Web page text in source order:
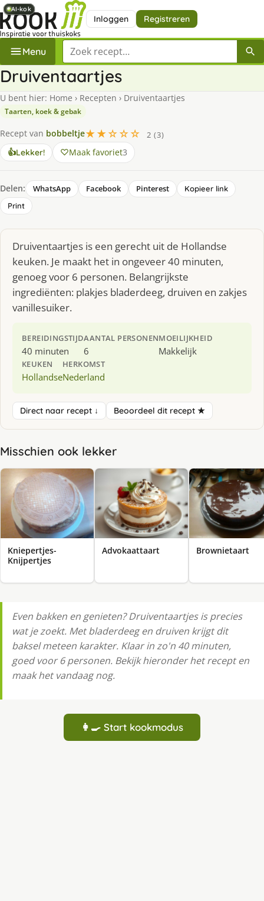
Inloggen Registreren
Menu Zoek een recept
Druiventaartjes
U bent hier: Home › Recepten › Druiventaartjes
Taarten, koek & gebak
Recept van bobbeltje★★☆☆☆
2 (3)
👍Lekker! Maak favoriet3
Delen: WhatsApp Facebook Pinterest
Kopieer link
Print
Druiventaartjes is een gerecht uit de Hollandse
keuken. Je maakt het in ongeveer 40 minuten,
genoeg voor 6 personen. Belangrijkste
ingrediënten: plakjes bladerdeeg, druiven en zakjes
vanillesuiker.
BEREIDINGSTIJD
40 minuten
AANTAL PERSONEN
6
MOEILIJKHEID
Makkelijk
KEUKEN
Hollandse
HERKOMST
Nederland
Direct naar recept ↓ Beoordeel dit recept ★
Misschien ook lekker
Kniepertjes-
Knijpertjes
AI-kok
Advokaattaart Brownietaart
AI-kok
AI-kok
AI-kok
Even bakken en genieten? Druiventaartjes is precies
wat je zoekt. Met bladerdeeg en druiven krijgt dit
baksel meteen karakter. Klaar in zo'n 40 minuten,
goed voor 6 personen. Bekijk hieronder het recept en
maak het vandaag nog.
👩‍🍳 Start kookmodus